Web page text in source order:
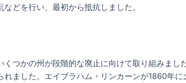
どを行い、最初から抵抗しました。
つかの州が段階的な廃止に向けて取り組みまし
ました。エイブラハム・リンカーンが1860年に